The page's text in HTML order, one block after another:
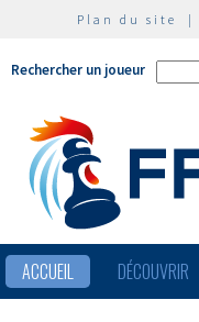
Plan du site |
Rechercher un joueur
ACCUEIL DÉCOUVRIR